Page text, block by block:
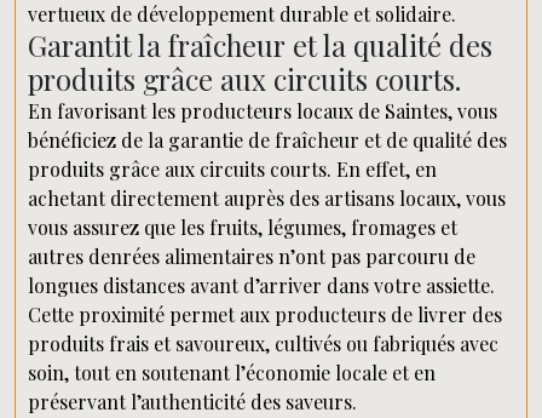
vertueux de développement durable et solidaire.
Garantit la fraîcheur et la qualité des
produits grâce aux circuits courts.
En favorisant les producteurs locaux de Saintes, vous
bénéficiez de la garantie de fraîcheur et de qualité des
produits grâce aux circuits courts. En effet, en
achetant directement auprès des artisans locaux, vous
vous assurez que les fruits, légumes, fromages et
autres denrées alimentaires n’ont pas parcouru de
longues distances avant d’arriver dans votre assiette.
Cette proximité permet aux producteurs de livrer des
produits frais et savoureux, cultivés ou fabriqués avec
soin, tout en soutenant l’économie locale et en
préservant l’authenticité des saveurs.